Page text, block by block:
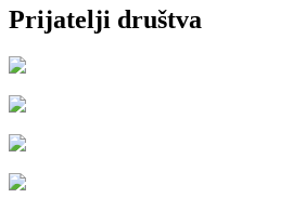
Prijatelji društva